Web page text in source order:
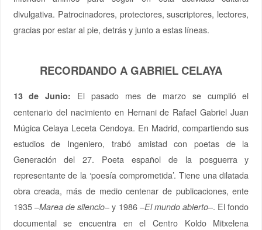
divulgativa. Patrocinadores, protectores, suscriptores, lectores,
gracias por estar al pie, detrás y junto a estas líneas.
RECORDANDO A GABRIEL CELAYA
13 de Junio: El pasado mes de marzo se cumplió el
centenario del nacimiento en Hernani de Rafael Gabriel Juan
Múgica Celaya Leceta Cendoya. En Madrid, compartiendo sus
estudios de Ingeniero, trabó amistad con poetas de la
Generación del 27. Poeta español de la posguerra y
representante de la ‘poesía comprometida’. Tiene una dilatada
obra creada, más de medio centenar de publicaciones, ente
1935 –Marea de silencio– y 1986 –El mundo abierto–. El fondo
documental se encuentra en el Centro Koldo Mitxelena